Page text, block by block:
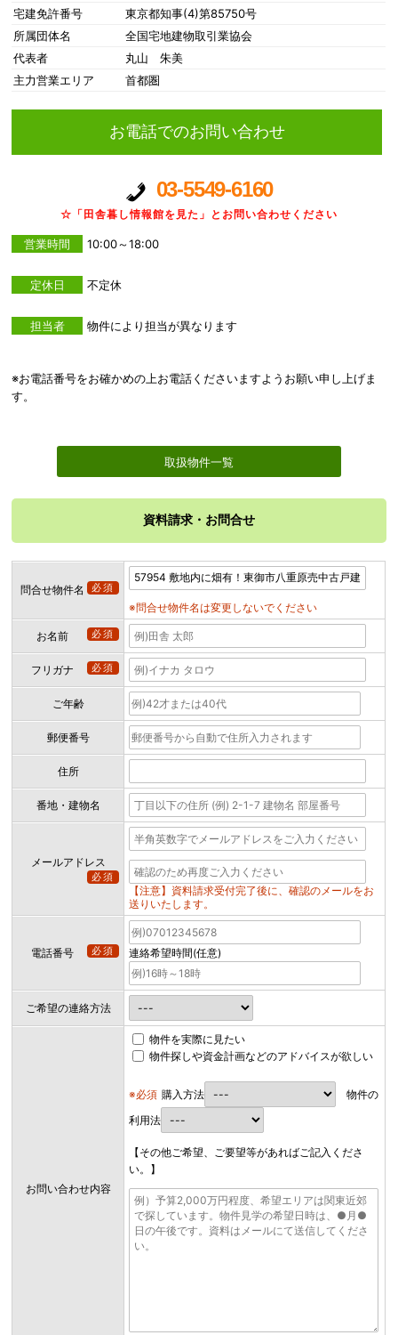
宅建免許番号
東京都知事(4)第85750号
所属団体名
全国宅地建物取引業協会
代表者
丸山 朱美
主力営業エリア
首都圏
お電話でのお問い合わせ
03-5549-6160
☆「田舎暮し情報館を見た」とお問い合わせください
営業時間 10:00～18:00
定休日 不定休
担当者 物件により担当が異なります
※お電話番号をお確かめの上お電話くださいますようお願い申し上げま
す。
取扱物件一覧
資料請求・お問合せ
問合せ物件名 必須
※問合せ物件名は変更しないでください
お名前 必須
フリガナ 必須
ご年齢
郵便番号
住所
番地・建物名
メールアドレス
必須
【注意】資料請求受付完了後に、確認のメールをお
送りいたします。
電話番号 必須 連絡希望時間(任意)
ご希望の連絡方法
お問い合わせ内容
物件を実際に見たい
物件探しや資金計画などのアドバイスが欲しい
※必須 購入方法
物件の
利用法
【その他ご希望、ご要望等があればご記入くださ
い。】